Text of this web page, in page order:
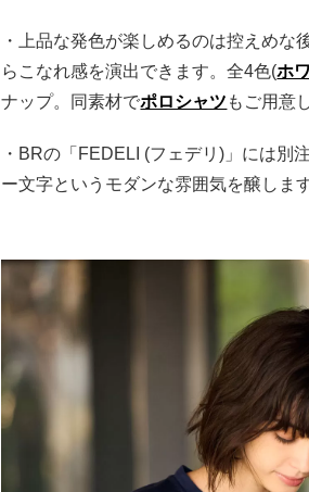
・上品な発色が楽しめるのは控えめな
らこなれ感を演出できます。全4色(ホ
ナップ。同素材でポロシャツ もご用意
・BRの「FEDELI (フェデリ)」には別
ー文字というモダンな雰囲気を醸します